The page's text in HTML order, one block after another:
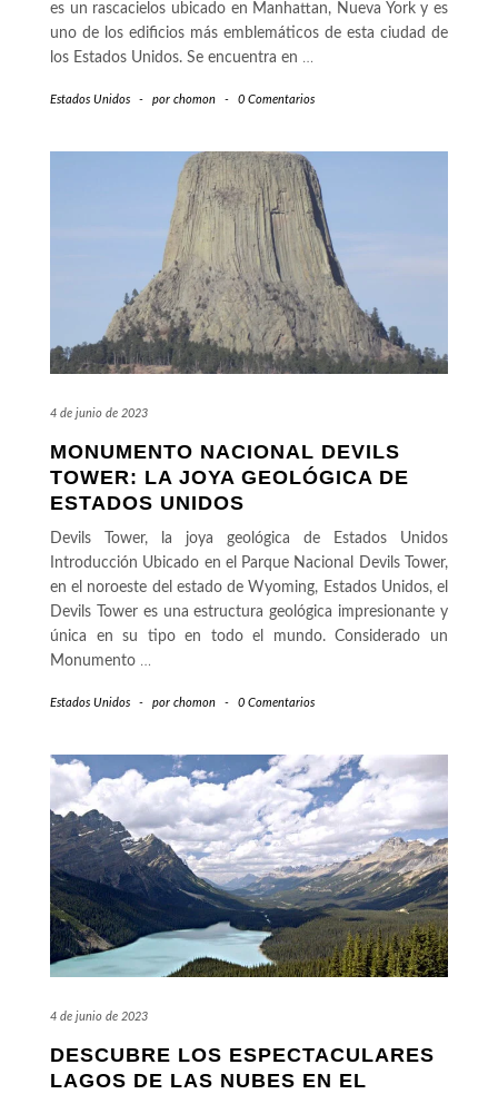
es un rascacielos ubicado en Manhattan, Nueva York y es
uno de los edificios más emblemáticos de esta ciudad de
los Estados Unidos. Se encuentra en …
Estados Unidos - por chomon - 0 Comentarios
4 de junio de 2023
MONUMENTO NACIONAL DEVILS
TOWER: LA JOYA GEOLÓGICA DE
ESTADOS UNIDOS
Devils Tower, la joya geológica de Estados Unidos
Introducción Ubicado en el Parque Nacional Devils Tower,
en el noroeste del estado de Wyoming, Estados Unidos, el
Devils Tower es una estructura geológica impresionante y
única en su tipo en todo el mundo. Considerado un
Monumento …
Estados Unidos - por chomon - 0 Comentarios
4 de junio de 2023
DESCUBRE LOS ESPECTACULARES
LAGOS DE LAS NUBES EN EL